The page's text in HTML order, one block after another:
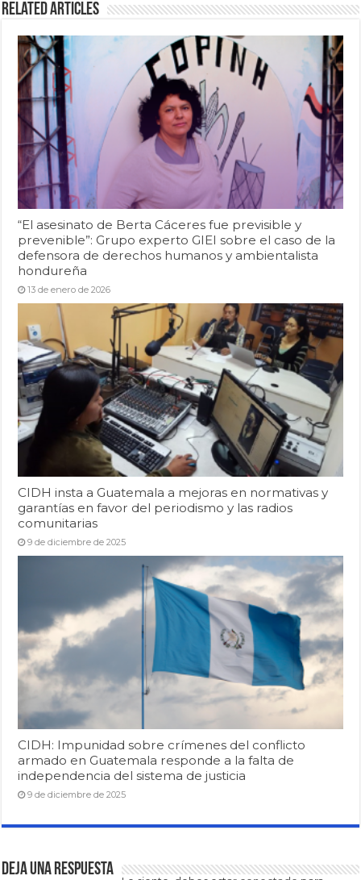
Related Articles
“El asesinato de Berta Cáceres fue previsible y
prevenible”: Grupo experto GIEI sobre el caso de la
defensora de derechos humanos y ambientalista
hondureña
13 de enero de 2026
CIDH insta a Guatemala a mejoras en normativas y
garantías en favor del periodismo y las radios
comunitarias
9 de diciembre de 2025
CIDH: Impunidad sobre crímenes del conflicto
armado en Guatemala responde a la falta de
independencia del sistema de justicia
9 de diciembre de 2025
Deja una respuesta